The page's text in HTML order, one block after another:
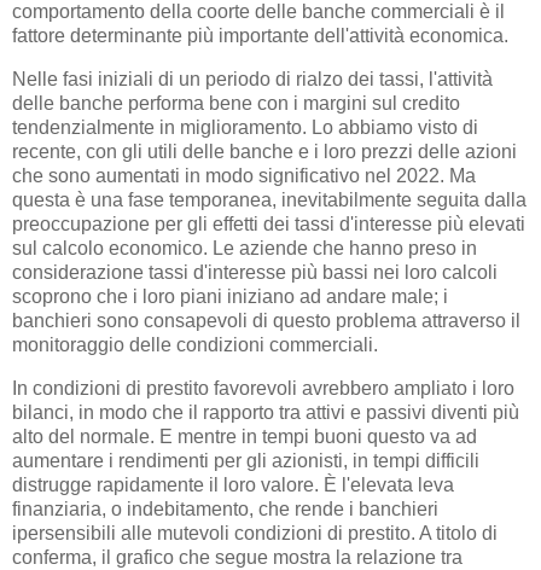
comportamento della coorte delle banche commerciali è il
fattore determinante più importante dell'attività economica.
Nelle fasi iniziali di un periodo di rialzo dei tassi, l'attività
delle banche performa bene con i margini sul credito
tendenzialmente in miglioramento. Lo abbiamo visto di
recente, con gli utili delle banche e i loro prezzi delle azioni
che sono aumentati in modo significativo nel 2022. Ma
questa è una fase temporanea, inevitabilmente seguita dalla
preoccupazione per gli effetti dei tassi d'interesse più elevati
sul calcolo economico. Le aziende che hanno preso in
considerazione tassi d'interesse più bassi nei loro calcoli
scoprono che i loro piani iniziano ad andare male; i
banchieri sono consapevoli di questo problema attraverso il
monitoraggio delle condizioni commerciali.
In condizioni di prestito favorevoli avrebbero ampliato i loro
bilanci, in modo che il rapporto tra attivi e passivi diventi più
alto del normale. E mentre in tempi buoni questo va ad
aumentare i rendimenti per gli azionisti, in tempi difficili
distrugge rapidamente il loro valore. È l'elevata leva
finanziaria, o indebitamento, che rende i banchieri
ipersensibili alle mutevoli condizioni di prestito. A titolo di
conferma, il grafico che segue mostra la relazione tra